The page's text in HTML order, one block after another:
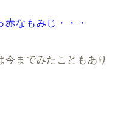
赤なもみじ・・・
今までみたこともあり